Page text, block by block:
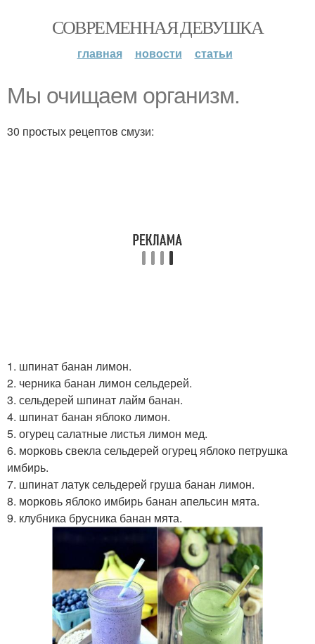
СОВРЕМЕННАЯ ДЕВУШКА
главная новости статьи
Мы очищаем организм.
30 простых рецептов смузи:
1. шпинат банан лимон.
2. черника банан лимон сельдерей.
3. сельдерей шпинат лайм банан.
4. шпинат банан яблоко лимон.
5. огурец салатные листья лимон мед.
6. морковь свекла сельдерей огурец яблоко петрушка
имбирь.
7. шпинат латук сельдерей груша банан лимон.
8. морковь яблоко имбирь банан апельсин мята.
9. клубника брусника банан мята.